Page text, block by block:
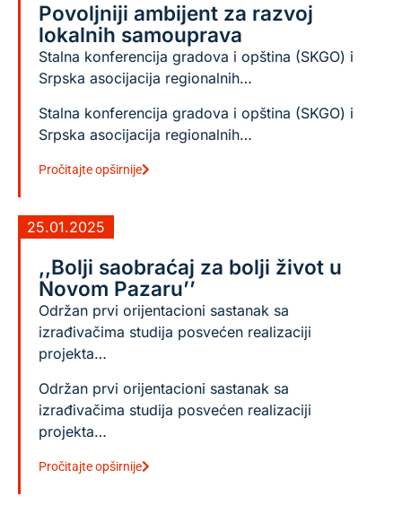
Povoljniji ambijent za razvoj
lokalnih samouprava
Stalna konferencija gradova i opština (SKGO) i
Srpska asocijacija regionalnih…
Stalna konferencija gradova i opština (SKGO) i
Srpska asocijacija regionalnih…
Pročitajte opširnije
25.01.2025
,,Bolji saobraćaj za bolji život u
Novom Pazaru’’
Održan prvi orijentacioni sastanak sa
izrađivačima studija posvećen realizaciji
projekta…
Održan prvi orijentacioni sastanak sa
izrađivačima studija posvećen realizaciji
projekta…
Pročitajte opširnije